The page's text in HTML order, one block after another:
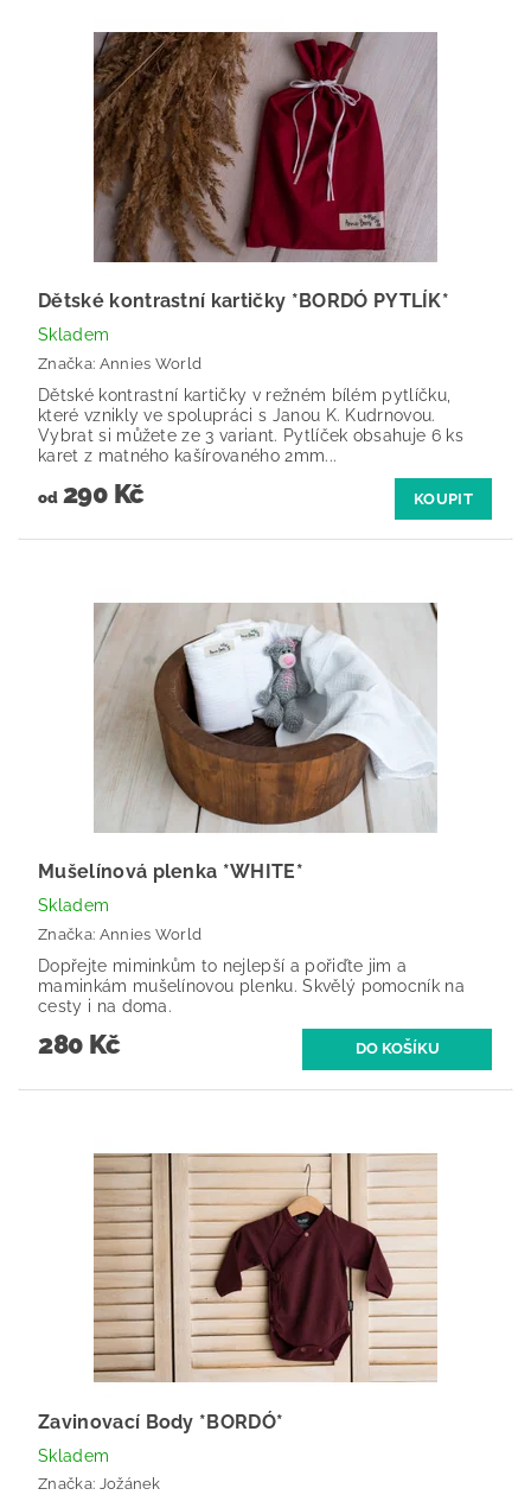
Dětské kontrastní kartičky *BORDÓ PYTLÍK*
Skladem
Značka: Annies World
Dětské kontrastní kartičky v režném bílém pytlíčku,
které vznikly ve spolupráci s Janou K. Kudrnovou.
Vybrat si můžete ze 3 variant. Pytlíček obsahuje 6 ks
karet z matného kašírovaného 2mm...
od290 Kč KOUPIT
Mušelínová plenka *WHITE*
Skladem
Značka: Annies World
Dopřejte miminkům to nejlepší a pořiďte jim a
maminkám mušelínovou plenku. Skvělý pomocník na
cesty i na doma.
280 Kč
Zavinovací Body *BORDÓ*
Skladem
Značka: Jožánek